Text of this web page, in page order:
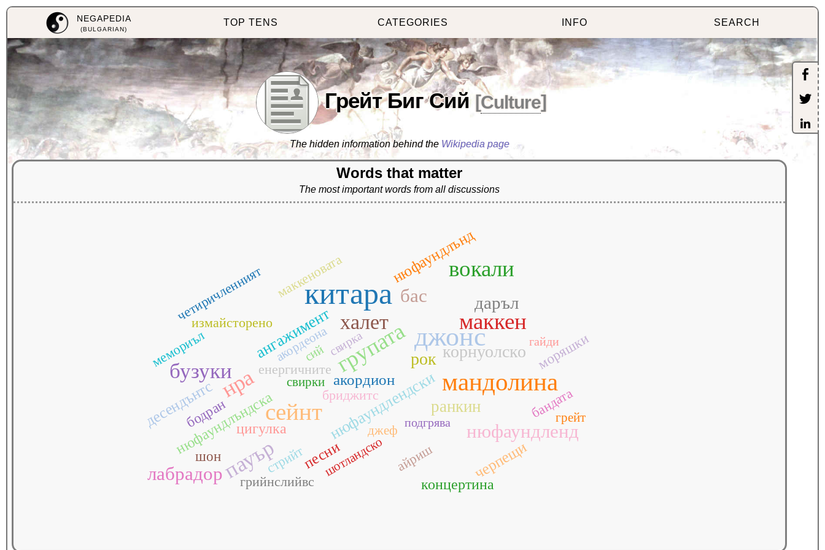
NEGAPEDIA
(BULGARIAN)
TOP TENS CATEGORIES INFO SEARCH
Грейт Биг Сий [Culture]
The hidden information behind the Wikipedia page
Words that matter
The most important words from all discussions
китара
джонс
мандолина
сейнт
вокали
групата маккен
нра
бузуки
пауър
халет
бас
лабрадор
нюфаундленд
даръл
корнуолско
рок
ранкин
ангажимент
нюфаундлендски
акордион
десендънтс
нюфаундлънд
черпещи
концертина
нюфаундлъндска песни
цигулка
бодран
моряшки
шон айриш
бандата
бриджитс
грийнслийвс
енергичните
измайсторено
маккеновата
мемориъл
стрийт
четиричленният
акордеона
грейт
джеф
свирки
сий
шотландско
гайди
подгрява
свирка